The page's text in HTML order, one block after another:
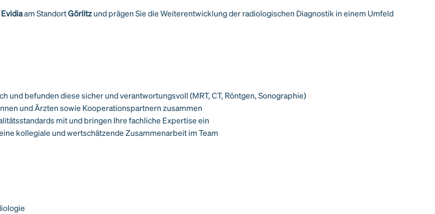
Evidiaam StandortGörlitzund prägen Sie die Weiterentwicklung der radiologischen Diagnostik in einem Umfeld
und befunden diese sicher und verantwortungsvoll (MRT, CT, Röntgen, Sonographie)
und Ärzten sowie Kooperationspartnern zusammen
mit und bringen Ihre fachliche Expertise ein
kollegiale und wertschätzende Zusammenarbeit im Team